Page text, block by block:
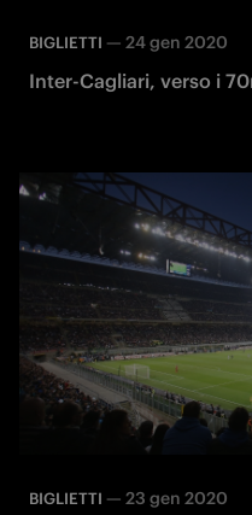
BIGLIETTI — 24 gen 2020
Inter-Cagliari, verso i
BIGLIETTI — 23 gen 2020